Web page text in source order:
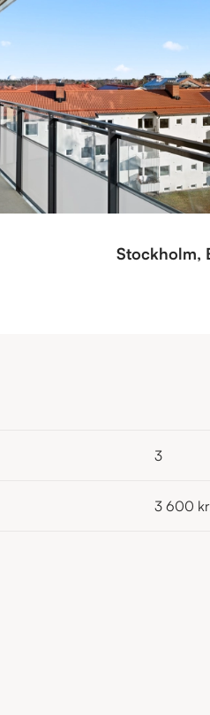
Stockholm,
3
3 600 kr